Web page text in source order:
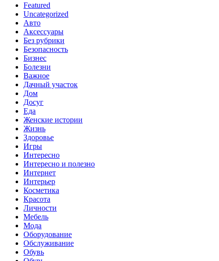
Featured
Uncategorized
Авто
Аксессуары
Без рубрики
Безопасность
Бизнес
Болезни
Важное
Дачный участок
Дом
Досуг
Еда
Женские истории
Жизнь
Здоровье
Игры
Интересно
Интересно и полезно
Интернет
Интерьер
Косметика
Красота
Личности
Мебель
Мода
Оборудование
Обслуживание
Обувь